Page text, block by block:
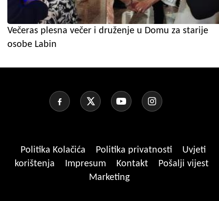
Večeras plesna večer i druženje u Domu za starije
osobe Labin
Politika Kolačića Politika privatnosti
Uvjeti
korištenja
Impresum Kontakt
Pošalji vijest
Marketing